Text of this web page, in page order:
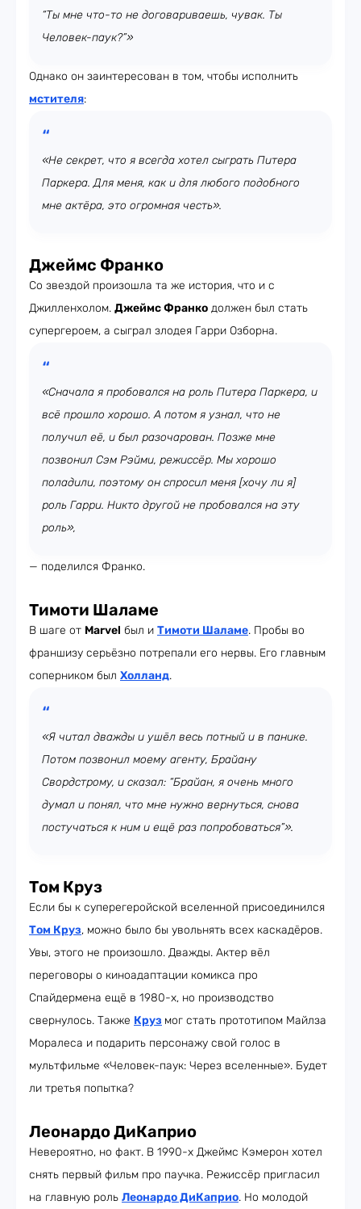
“Ты мне что-то не договариваешь, чувак. Ты
Человек-паук?”»
Однако он заинтересован в том, чтобы исполнить
мстителя:
«Не секрет, что я всегда хотел сыграть Питера
Паркера. Для меня, как и для любого подобного
мне актёра, это огромная честь».
Джеймс Франко
Со звездой произошла та же история, что и с
Джилленхолом. Джеймс Франко должен был стать
супергероем, а сыграл злодея Гарри Озборна.
«Сначала я пробовался на роль Питера Паркера, и
всё прошло хорошо. А потом я узнал, что не
получил её, и был разочарован. Позже мне
позвонил Сэм Рэйми, режиссёр. Мы хорошо
поладили, поэтому он спросил меня [хочу ли я]
роль Гарри. Никто другой не пробовался на эту
роль»,
— поделился Франко.
Тимоти Шаламе
В шаге от Marvel был и Тимоти Шаламе. Пробы во
франшизу серьёзно потрепали его нервы. Его главным
соперником был Холланд.
«Я читал дважды и ушёл весь потный и в панике.
Потом позвонил моему агенту, Брайану
Свордстрому, и сказал: “Брайан, я очень много
думал и понял, что мне нужно вернуться, снова
постучаться к ним и ещё раз попробоваться”».
Том Круз
Если бы к суперегеройской вселенной присоединился
Том Круз, можно было бы увольнять всех каскадёров.
Увы, этого не произошло. Дважды. Актер вёл
переговоры о киноадаптации комикса про
Спайдермена ещё в 1980-х, но производство
свернулось. Также Круз мог стать прототипом Майлза
Моралеса и подарить персонажу свой голос в
мультфильме «Человек-паук: Через вселенные». Будет
ли третья попытка?
Леонардо ДиКаприо
Невероятно, но факт. В 1990-х Джеймс Кэмерон хотел
снять первый фильм про паучка. Режиссёр пригласил
на главную роль Леонардо ДиКаприо. Но молодой